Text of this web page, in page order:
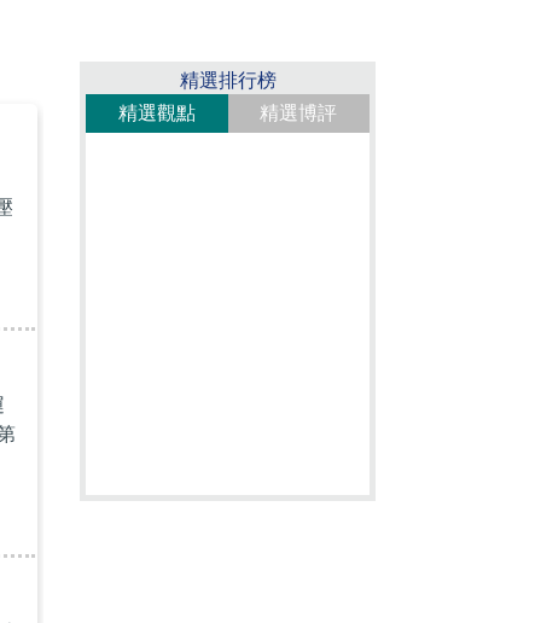
精選排行榜
精選觀點
精選博評